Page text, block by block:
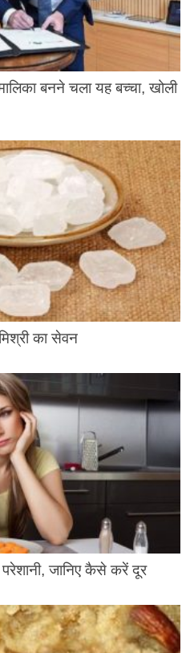
बनने चला यह बच्चा, खोली
का सेवन
जानिए कैसे करें दूर